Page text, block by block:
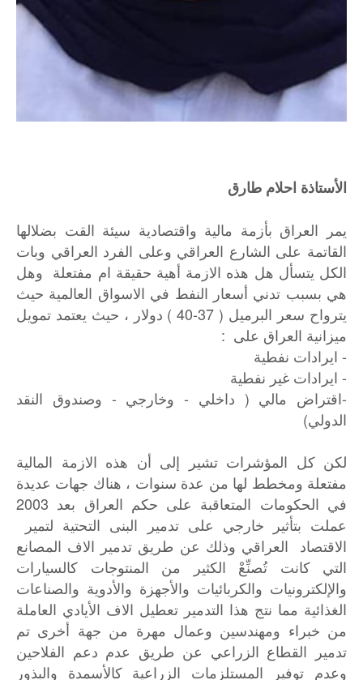
الأستاذة احلام طارق
يمر العراق بأزمة مالية واقتصادية سيئة القت بضلالها
القاتمة على الشارع العراقي وعلى الفرد العراقي وبات
الكل يتسأل هل هذه الازمة أهية حقيقة ام مفتعلة وهل
هي بسبب تدني أسعار النفط في الاسواق العالمية حيث
يترواح سعر البرميل ( 37-40 ) دولار ، حيث يعتمد تمويل
ميزانية العراق على :
- ايرادات نفطية
- ايرادات غير نفطية
-اقتراض مالي ( داخلي - وخارجي - وصندوق النقد
الدولي)
لكن كل المؤشرات تشير إلى أن هذه الازمة المالية
مفتعلة ومخطط لها من عدة سنوات ، هناك جهات عديدة
في الحكومات المتعاقبة على حكم العراق بعد 2003
عملت بتأثير خارجي على تدمير البنى التحتية لتمير
الاقتصاد العراقي وذلك عن طريق تدمير الاف المصانع
التي كانت تُصنِّعْ الكثير من المنتوجات كالسيارات
والإلكترونيات والكربائيات والأجهزة والأدوية والصناعات
الغذائية مما نتج هذا التدمير تعطيل الاف الأيادي العاملة
من خبراء ومهندسين وعمال مهرة من جهة أخرى تم
تدمير القطاع الزراعي عن طريق عدم دعم الفلاحين
وعدم توفير المستلزمات الزراعية كالأسمدة والبذور